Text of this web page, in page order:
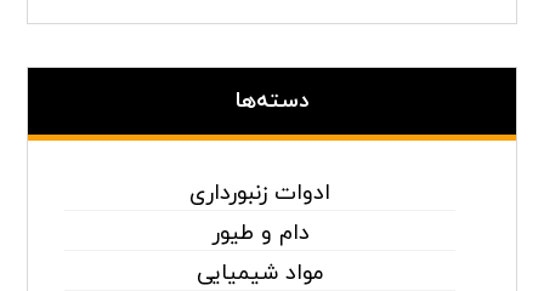
دسته‌ها
ادوات زنبورداری
دام و طیور
مواد شیمیایی